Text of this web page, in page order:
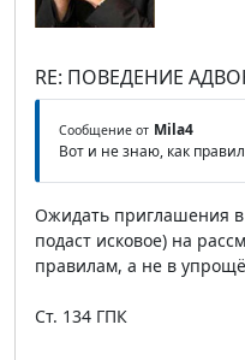
RE: ПОВЕДЕНИЕ
Сообщение от Mila4
Вот и не знаю, как
Ожидать приглашения
подаст исковое) на
правилам, а не в
Ст. 134 ГПК